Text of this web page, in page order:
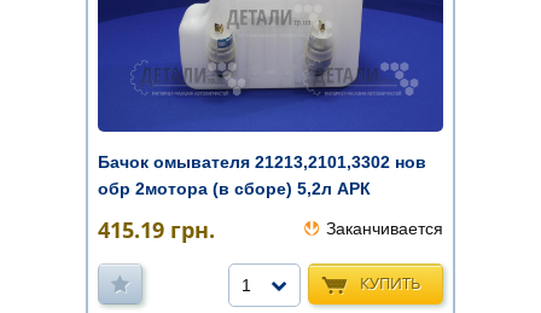
Бачок омывателя 21213,2101,3302 нов
обр 2мотора (в сборе) 5,2л АРК
415.19 грн. Заканчивается
КУПИТЬ
1